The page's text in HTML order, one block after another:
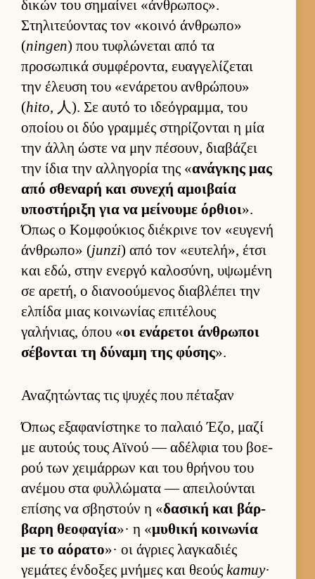
δικών του σημαί­νει «άν­θρωπος».
Στηλιτεύ­οντας τον «κοινό άν­θρωπο»
(ningen) που τυφλώνεται από τα
προσωπικά συμ­φέροντα, ευαγ­γελίζεται
την έλευση του «ενάρετου αν­θρώπου»
(hito, 人). Σε αυτό το ιδεόγραμ­μα, του
οποίου οι δύο γραμ­μές στηρίζονται η μία
την άλλη ώστε να μην πέσουν, δια­βάζει
την ίδια την αλ­ληγορία της «ανάγκης μας
από σθεναρή και συνεχή αμοι­βαία
υποστήριξη για να μεί­νουμε όρ­θιοι».
Όπως ο Κομ­φού­κιος διέκρινε τον «ευ­γενή
άν­θρωπο» (junzi) από τον «ευ­τελή», έτσι
και εδώ, στην ενεργό καλοσύνη, υψωμένη
σε αρετή, ο δια­νοού­μενος δια­βλέπει την
ελ­πίδα μιας κοι­νωνίας επιτέλους
γαλήνιας, όπου «οι ενάρετοι άν­θρωποι
σέβονται τη δύναμη της φύσης».
Αναζητώντας τις ψυχές που πέταξαν
Όπως εξαφανίστηκε το παλαιό Έζο, μαζί
με αυ­τούς τους Αϊνού — αδέλ­φια του βοε­
ρού των χει­μάρ­ρων και του θρήνου του
ανέμου στα φυλ­λώματα — απει­λού­νται
επίσης να σβηστούν η «δασική και βάρ­
βαρη θεοφαγία»· η «μυθική κοι­νωνία
με το αόρατο»· οι άγριες λαγκαδιές
γεμάτες έν­δοξες μνήμες και θεούς kamuy·